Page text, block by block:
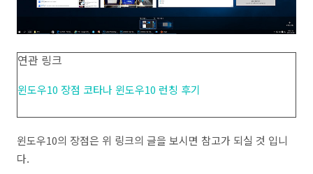
연관 링크
윈도우10 장점 코타나 윈도우10 런칭 후기
윈도우10의 장점은 위 링크의 글을 보시면 참고가 되실 것 입니
다.